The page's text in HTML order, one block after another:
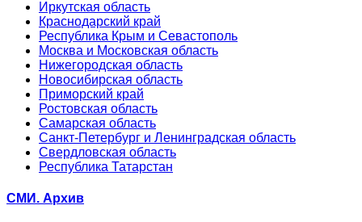
Иркутская область
Краснодарский край
Республика Крым и Севастополь
Москва и Московская область
Нижегородская область
Новосибирская область
Приморский край
Ростовская область
Самарская область
Санкт-Петербург и Ленинградская область
Свердловская область
Республика Татарстан
СМИ. Архив